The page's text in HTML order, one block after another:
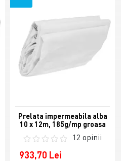
Prelata impermeabila alba
10 x 12m, 185g/mp groasa
12 opinii
933,70 Lei